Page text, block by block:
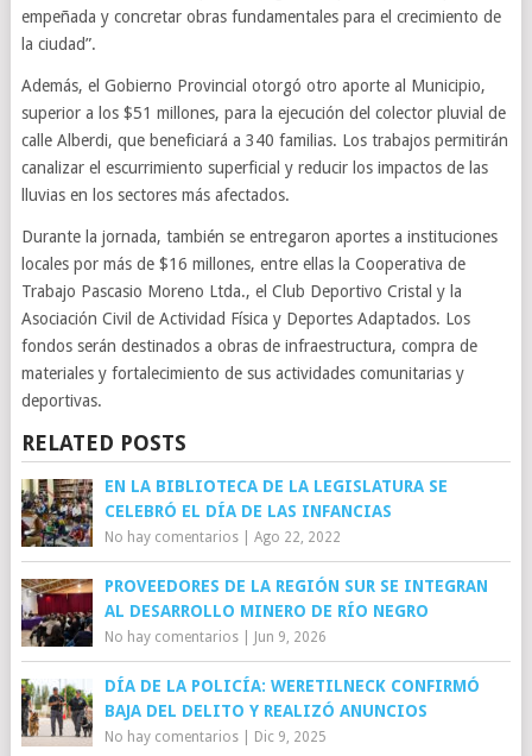
empeñada y concretar obras fundamentales para el crecimiento de
la ciudad”.
Además, el Gobierno Provincial otorgó otro aporte al Municipio,
superior a los $51 millones, para la ejecución del colector pluvial de
calle Alberdi, que beneficiará a 340 familias. Los trabajos permitirán
canalizar el escurrimiento superficial y reducir los impactos de las
lluvias en los sectores más afectados.
Durante la jornada, también se entregaron aportes a instituciones
locales por más de $16 millones, entre ellas la Cooperativa de
Trabajo Pascasio Moreno Ltda., el Club Deportivo Cristal y la
Asociación Civil de Actividad Física y Deportes Adaptados. Los
fondos serán destinados a obras de infraestructura, compra de
materiales y fortalecimiento de sus actividades comunitarias y
deportivas.
RELATED POSTS
EN LA BIBLIOTECA DE LA LEGISLATURA SE
CELEBRÓ EL DÍA DE LAS INFANCIAS
No hay comentarios| Ago 22, 2022
PROVEEDORES DE LA REGIÓN SUR SE INTEGRAN
AL DESARROLLO MINERO DE RÍO NEGRO
No hay comentarios| Jun 9, 2026
DÍA DE LA POLICÍA: WERETILNECK CONFIRMÓ
BAJA DEL DELITO Y REALIZÓ ANUNCIOS
No hay comentarios| Dic 9, 2025